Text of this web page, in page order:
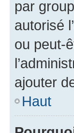
par
autorisé
ou peut-
ajouter
Haut